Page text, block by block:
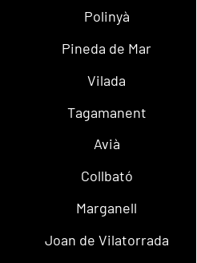
Polinyà
Pineda de Mar
Vilada
Tagamanent
Avià
Collbató
Marganell
Joan de Vilatorrada